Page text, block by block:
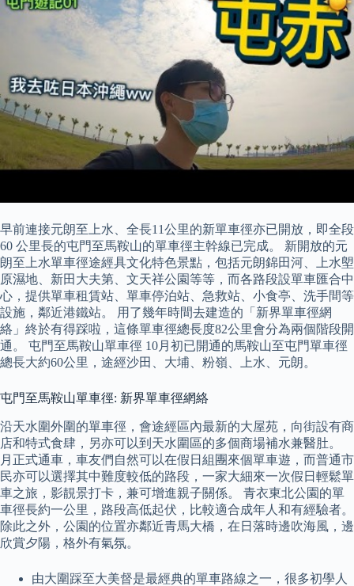
早前連接元朗至上水、全長11公里的新單車徑亦已開放，即全段
60 公里長的屯門至馬鞍山的單車徑主幹線已完成。 新開放的元
朗至上水單車徑途經具文化特色景點，包括元朗錦田河、上水塱
原濕地、新田大夫第、文天祥公園等等，而各路段設單車匯合中
心，提供單車租賃站、單車停泊站、急救站、小食亭、洗手間等
設施，鄰近港鐵站。 用了幾年時間去建造的「新界單車徑網
絡」終於有得踩啦，這條單車徑總長度82公里會分為兩個階段開
通。 屯門至馬鞍山單車徑 10月初已開通的馬鞍山至屯門單車徑
總長大約60公里，途經沙田、大埔、粉嶺、上水、元朗。
屯門至馬鞍山單車徑: 新界單車徑網絡
沿天水圍外圍的單車徑，會途經區內最新的大屋苑，向街設有商
店和特式食肆，另亦可以到天水圍區的多個商場補水兼醫肚。
月正式通車，車友們自然可以在假日組團來個單車遊，而普通市
民亦可以選擇其中難度較低的路段，一家大細來一次假日輕鬆單
車之旅，影靚景打卡，兼可增進親子關係。 青衣東北公園的單
車徑長約一公里，路段高低起伏，比較適合成年人和有經驗者。
除此之外，公園的位置亦鄰近青馬大橋，在日落時邊吹海風，邊
欣賞夕陽，格外有氣氛。
由大圍踩至大美督是最經典的單車路線之一，很多初學人